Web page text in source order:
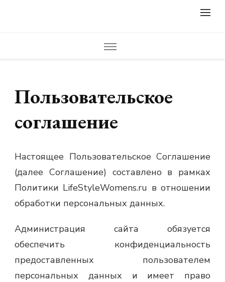
Женский журнал LifeStyleWomens — читать женский сайт
модная одежда, модный дизайн ногтей, маникюр, педикюр,
Пользовательское
соглашение
Настоящее Пользовательское Соглашение
(далее Соглашение) составлено в рамках
Политики LifeStyleWomens.ru в отношении
обработки персональных данных.
Администрация сайта обязуется
обеспечить конфиденциальность
предоставленных пользователем
персональных данных и имеет право